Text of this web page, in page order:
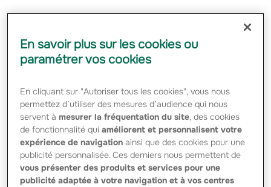
PUBLIÉS PAR LA
SOCIÉTÉ AU TITRE DE
L'OBLIGATION
PERMANENTE
Groupama_CP_Résultats 2023 - PDF -
210.60 Ko
Groupama Résultats semestriels 2023 –
Communiqué de presse - PDF - 347.66 Ko
Groupama – Dépôt Rapport financier
semestriel 2023 - PDF - 146.72 Ko
Groupama – Rapport financier semestriel
En savoir plus sur les cookies ou
paramétrer vos cookies
En cliquant sur "Autoriser tous les cookies", vous nous
permettez d’utiliser des mesures d’audience qui nous
servent àmesurer la fréquentation du site, des cookies
de fonctionnalité quiaméliorent et personnalisent votre
expérience de navigation ainsi que des cookies pour une
publicité personnalisée. Ces derniers nous permettent de
vous présenter des produits et services pour une
publicité adaptée à votre navigation et à vos centres